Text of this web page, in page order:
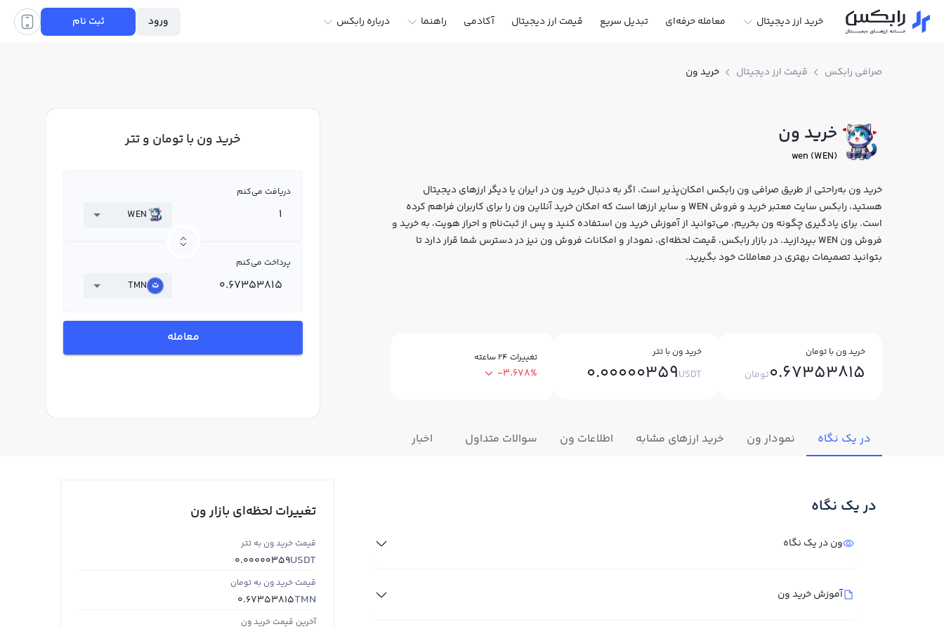
خرید ارز دیجیتال معامله حرفه‌ای تبدیل سریع قیمت ارز دیجیتال آکادمی راهنما درباره رابکس ورود ثبت نام
صرافی رابکس قیمت ارز دیجیتال خرید ون
خرید ون
wen (WEN)
خرید ون به‌راحتی از طریق صرافی ون رابکس امکان‌پذیر است. اگر به دنبال خرید ون در ایران یا دیگر ارزهای دیجیتال
هستید، رابکس سایت معتبر خرید و فروش WEN و سایر ارزها است که امکان خرید آنلاین ون را برای کاربران فراهم کرده
است. برای یادگیری چگونه ون بخریم، می‌توانید از آموزش خرید ون استفاده کنید و پس از ثبت‌نام و احراز هویت، به خرید و
فروش ون WEN بپردازید. در بازار رابکس، قیمت لحظه‌ای، نمودار و امکانات فروش ون نیز در دسترس شما قرار دارد تا
بتوانید تصمیمات بهتری در معاملات خود بگیرید.
خرید ون با تومان
0.67353815تومان
خرید ون با تتر
0.00000359USDT
تغییرات ۲۴ ساعته
-3.678%
خرید ون با تومان و تتر
دریافت می‌کنم
WEN
پرداخت می‌کنم
TMN
معامله
در یک نگاه نمودار ون خرید ارزهای مشابه اطلاعات ون سوالات متداول اخبار
در یک نگاه
ون در یک نگاه
آموزش خرید ون
تغییرات لحظه‌ای بازار ون
قیمت خرید ون به تتر
USDT
0.00000359
قیمت خرید ون به تومان
TMN
0.67353815
آخرین قیمت خرید ون